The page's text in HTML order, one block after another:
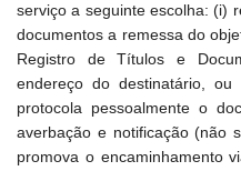
serviço a seguinte escolha: (i)
documentos a remessa do
Registro de Títulos e
endereço do destinatário,
protocola pessoalmente o
averbação e notificação (não
promova o encaminhamento